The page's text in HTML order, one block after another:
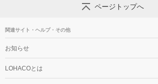
ページトップへ
関連サイト・ヘルプ・その他
お知らせ
LOHACOとは